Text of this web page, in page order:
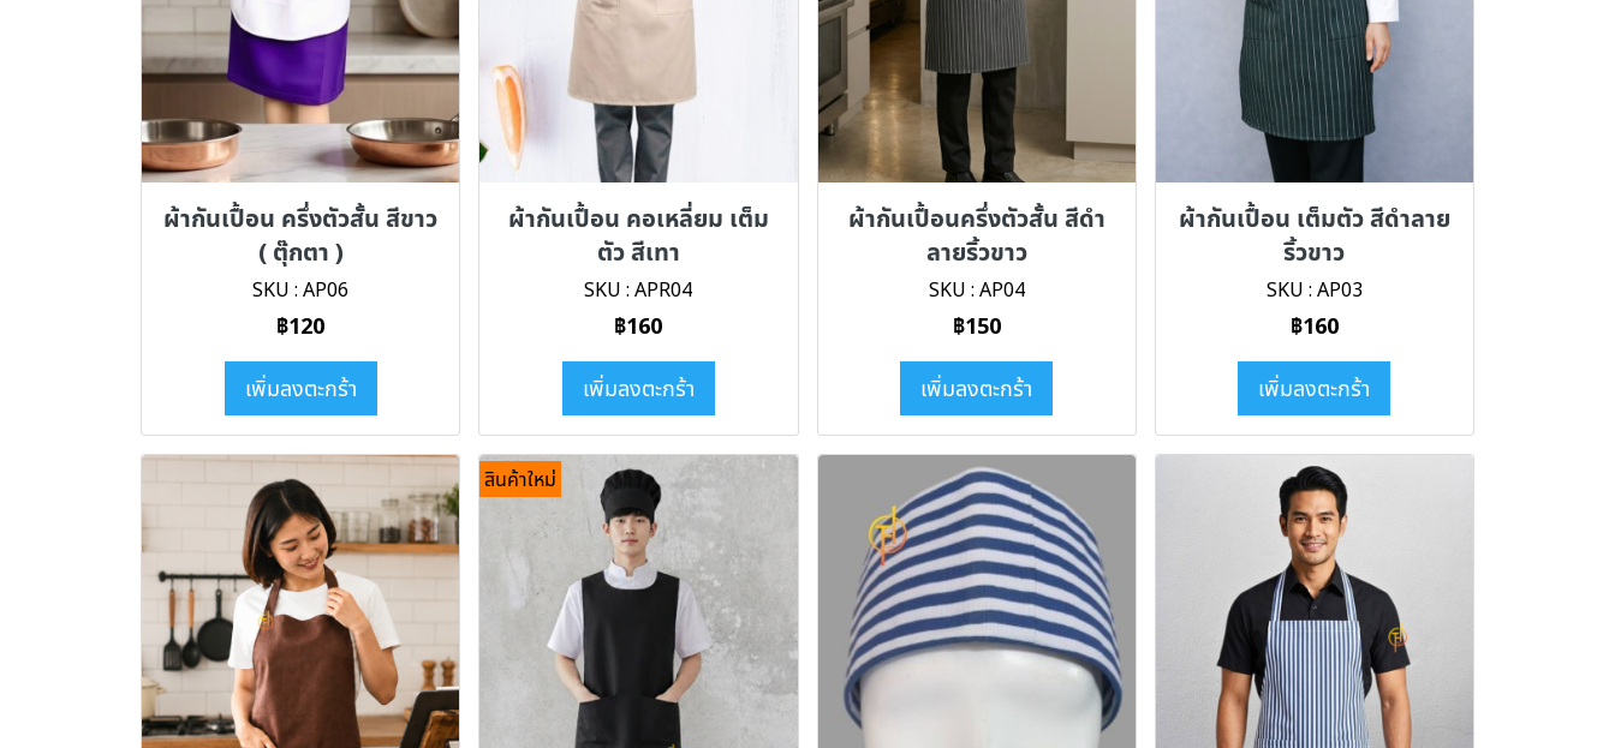
ผ้ากันเปื้อน ครึ่งตัวสั้น สีขาว
( ตุ๊กตา )
SKU : AP06
฿120
เพิ่มลงตะกร้า
ผ้ากันเปื้อน คอเหลี่ยม เต็ม
ตัว สีเทา
SKU : APR04
฿160
เพิ่มลงตะกร้า
ผ้ากันเปื้อนครึ่งตัวสั้น สีดำ
ลายริ้วขาว
SKU : AP04
฿150
เพิ่มลงตะกร้า
ผ้ากันเปื้อน เต็มตัว สีดำลาย
ริ้วขาว
SKU : AP03
฿160
เพิ่มลงตะกร้า
สินค้าใหม่